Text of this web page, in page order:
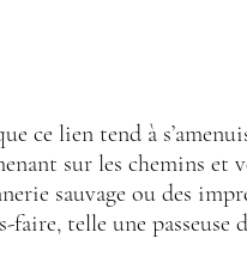
ce lien tend à
sur les chemins et
sauvage ou des
telle une passeuse